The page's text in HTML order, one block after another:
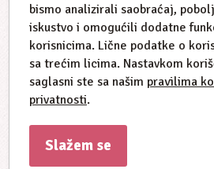
bismo analizirali saobraćaj,
iskustvo i omogućili dodatne
korisnicima. Lične podatke o
sa trećim licima. Nastavkom
saglasni ste sa našim pravilima
privatnosti.
Slažem se